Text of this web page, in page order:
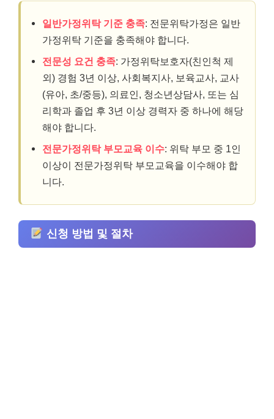
일반가정위탁 기준 충족: 전문위탁가정은 일반
가정위탁 기준을 충족해야 합니다.
전문성 요건 충족: 가정위탁보호자(친인척 제
외) 경험 3년 이상, 사회복지사, 보육교사, 교사
(유아, 초/중등), 의료인, 청소년상담사, 또는 심
리학과 졸업 후 3년 이상 경력자 중 하나에 해당
해야 합니다.
전문가정위탁 부모교육 이수: 위탁 부모 중 1인
이상이 전문가정위탁 부모교육을 이수해야 합
니다.
신청 방법 및 절차